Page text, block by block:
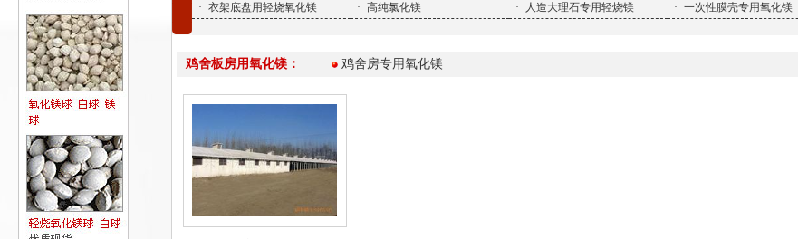
· 衣架底盘用轻烧氧化镁 · 高纯氯化镁 · 人造大理石专用轻烧镁 · 一次性膜壳专用氧化镁
鸡舍板房用氧化镁： 鸡舍房专用氧化镁